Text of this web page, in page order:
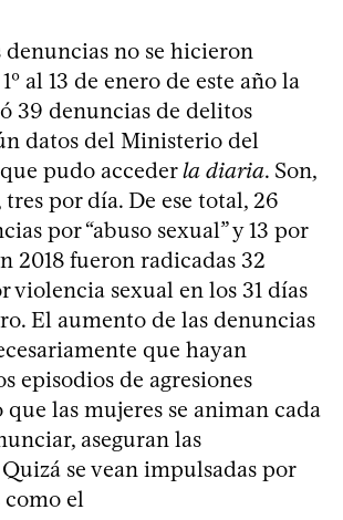
denuncias no se hicieron
al 13 de enero de este año la
39 denuncias de delitos
datos del Ministerio del
pudo accederla diaria. Son,
por día. De ese total, 26
por “abuso sexual” y 13 por
2018 fueron radicadas 32
violencia sexual en los 31 días
El aumento de las denuncias
que hayan
episodios de agresiones
que las mujeres se animan cada
aseguran las
se vean impulsadas por
el